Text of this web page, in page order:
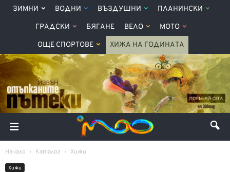
ЗИМНИ ВОДНИ ВЪЗДУШНИ ПЛАНИНСКИ
ГРАДСКИ БЯГАНЕ ВЕЛО МОТО
ОЩЕ СПОРТОВЕ ХИЖА НА ГОДИНАТА
Начало Каталог Хижи
Хижи